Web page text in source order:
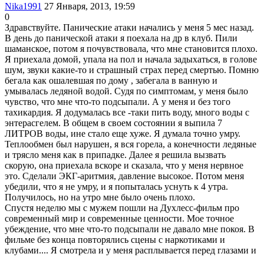
Nika1991 27 Января, 2013, 19:59
0
Здравствуйте. Панические атаки начались у меня 5 мес назад.
В день до панической атаки я поехала на др в клуб. Пили
шаманское, потом я почувствовала, что мне становится плохо.
Я приехала домой, упала на пол и начала задыхаться, в голове
шум, звуки какие-то и страшный страх перед смертью. Помню
бегала как ошалевшая по дому , забегала в ванную и
умывалась ледяной водой. Судя по симптомам, у меня было
чувство, что мне что-то подсыпали. А у меня и без того
тахикардия. Я додумалась все -таки пить воду, много воды с
энтерасгелем. В общем в своем состоянии я выпила 7
ЛИТРОВ воды, ине стало еще хуже. Я думала точно умру.
Теплообмен был нарушен, я вся горела, а конечности ледяные
и трясло меня как в припадке. Далее я решила вызвать
скорую, она приехала вскоре и сказала, что у меня нервное
это. Сделали ЭКГ-аритмия, давление высокое. Потом меня
убедили, что я не умру, и я попыталась уснуть к 4 утра.
Получилось, но на утро мне было очень плохо.
Спустя неделю мы с мужем пошли на Духлесс-фильм про
современный мир и современные ценности. Мое точное
убеждение, что мне что-то подсыпали не давало мне покоя. В
фильме без конца повторялись сцены с наркотиками и
клубами.... Я смотрела и у меня расплывается перед глазами и